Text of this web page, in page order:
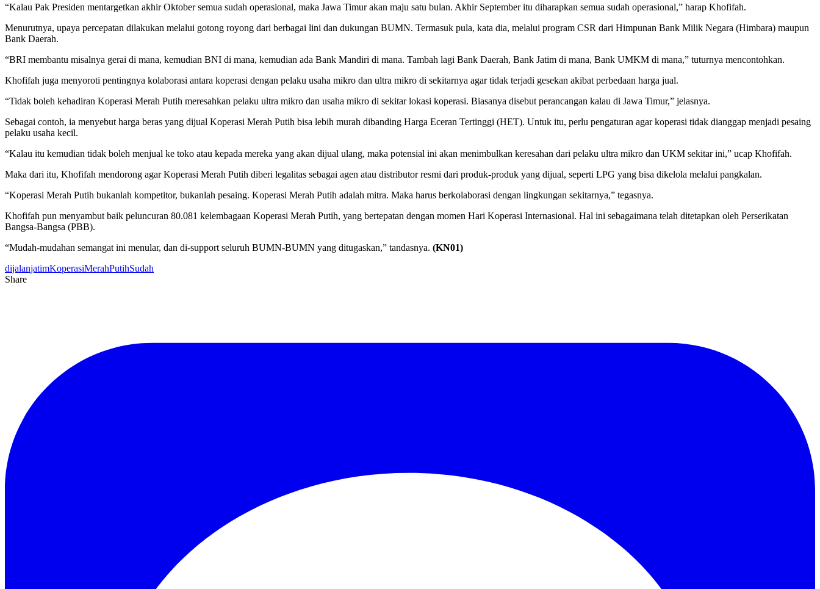
“Kalau Pak Presiden mentargetkan akhir Oktober semua sudah operasional, maka Jawa Timur akan maju satu bulan. Akhir September itu diharapkan semua sudah operasional,” harap Khofifah.
Menurutnya, upaya percepatan dilakukan melalui gotong royong dari berbagai lini dan dukungan BUMN. Termasuk pula, kata dia, melalui program CSR dari Himpunan Bank Milik Negara (Himbara) maupun
Bank Daerah.
“BRI membantu misalnya gerai di mana, kemudian BNI di mana, kemudian ada Bank Mandiri di mana. Tambah lagi Bank Daerah, Bank Jatim di mana, Bank UMKM di mana,” tuturnya mencontohkan.
Khofifah juga menyoroti pentingnya kolaborasi antara koperasi dengan pelaku usaha mikro dan ultra mikro di sekitarnya agar tidak terjadi gesekan akibat perbedaan harga jual.
“Tidak boleh kehadiran Koperasi Merah Putih meresahkan pelaku ultra mikro dan usaha mikro di sekitar lokasi koperasi. Biasanya disebut perancangan kalau di Jawa Timur,” jelasnya.
Sebagai contoh, ia menyebut harga beras yang dijual Koperasi Merah Putih bisa lebih murah dibanding Harga Eceran Tertinggi (HET). Untuk itu, perlu pengaturan agar koperasi tidak dianggap menjadi pesaing
pelaku usaha kecil.
“Kalau itu kemudian tidak boleh menjual ke toko atau kepada mereka yang akan dijual ulang, maka potensial ini akan menimbulkan keresahan dari pelaku ultra mikro dan UKM sekitar ini,” ucap Khofifah.
Maka dari itu, Khofifah mendorong agar Koperasi Merah Putih diberi legalitas sebagai agen atau distributor resmi dari produk-produk yang dijual, seperti LPG yang bisa dikelola melalui pangkalan.
“Koperasi Merah Putih bukanlah kompetitor, bukanlah pesaing. Koperasi Merah Putih adalah mitra. Maka harus berkolaborasi dengan lingkungan sekitarnya,” tegasnya.
Khofifah pun menyambut baik peluncuran 80.081 kelembagaan Koperasi Merah Putih, yang bertepatan dengan momen Hari Koperasi Internasional. Hal ini sebagaimana telah ditetapkan oleh Perserikatan
Bangsa-Bangsa (PBB).
“Mudah-mudahan semangat ini menular, dan di-support seluruh BUMN-BUMN yang ditugaskan,” tandasnya. (KN01)
dijalanjatimKoperasiMerahPutihSudah
Share